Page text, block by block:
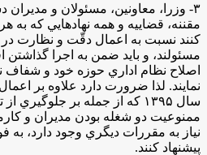
۳- وزرا، معاونين، مسئولان و مديران
كنند نسبت به اعمال دقّت و نظارت
مسئولند، و بايد ضمن به اجرا
اصلاح نظام اداري حوزه خود و شفاف
نمايند. لذا ضرورت دارد علاوه بر
سال ۱۳۹۵ كه از جمله بر
ممنوعيت دو شغله بودن مديران و
نياز به مقررات ديگري وجود دارد،
پيشنهاد كنند.